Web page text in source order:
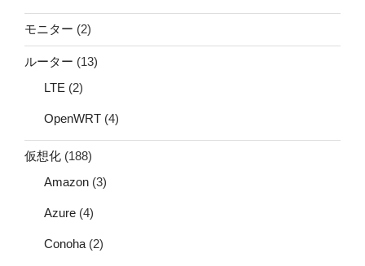
モニター (2)
ルーター (13)
LTE (2)
OpenWRT (4)
仮想化 (188)
Amazon (3)
Azure (4)
Conoha (2)